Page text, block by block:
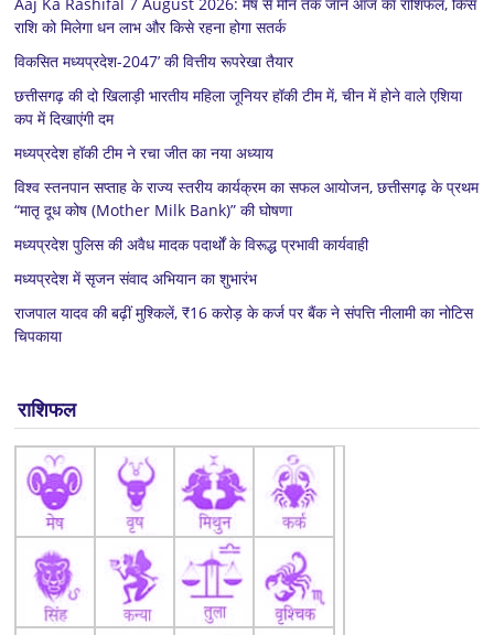
राशि को मिलेगा धन लाभ और किसे रहना होगा सतर्क
विकसित मध्यप्रदेश-2047’ की वित्तीय रूपरेखा तैयार
छत्तीसगढ़ की दो खिलाड़ी भारतीय महिला जूनियर हॉकी टीम में, चीन में होने वाले एशिया
कप में दिखाएंगी दम
मध्यप्रदेश हॉकी टीम ने रचा जीत का नया अध्याय
विश्व स्तनपान सप्ताह के राज्य स्तरीय कार्यक्रम का सफल आयोजन, छत्तीसगढ़ के प्रथम
“मातृ दूध कोष (Mother Milk Bank)” की घोषणा
मध्यप्रदेश पुलिस की अवैध मादक पदार्थों के विरूद्ध प्रभावी कार्यवाही
मध्यप्रदेश में सृजन संवाद अभियान का शुभारंभ
राजपाल यादव की बढ़ीं मुश्किलें, ₹16 करोड़ के कर्ज पर बैंक ने संपत्ति नीलामी का नोटिस
चिपकाया
राशिफल